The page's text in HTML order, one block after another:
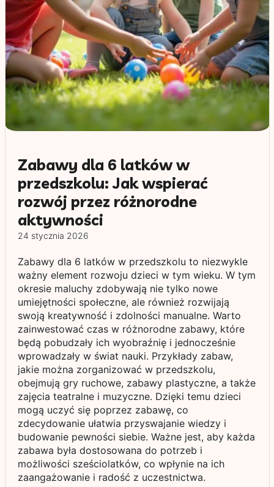
Zabawy dla 6 latków w
przedszkolu: Jak wspierać
rozwój przez różnorodne
aktywności
24 stycznia 2026
Zabawy dla 6 latków w przedszkolu to niezwykle
ważny element rozwoju dzieci w tym wieku. W tym
okresie maluchy zdobywają nie tylko nowe
umiejętności społeczne, ale również rozwijają
swoją kreatywność i zdolności manualne. Warto
zainwestować czas w różnorodne zabawy, które
będą pobudzały ich wyobraźnię i jednocześnie
wprowadzały w świat nauki. Przykłady zabaw,
jakie można zorganizować w przedszkolu,
obejmują gry ruchowe, zabawy plastyczne, a także
zajęcia teatralne i muzyczne. Dzięki temu dzieci
mogą uczyć się poprzez zabawę, co
zdecydowanie ułatwia przyswajanie wiedzy i
budowanie pewności siebie. Ważne jest, aby każda
zabawa była dostosowana do potrzeb i
możliwości sześciolatków, co wpłynie na ich
zaangażowanie i radość z uczestnictwa.